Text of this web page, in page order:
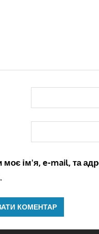
моє ім'я, e-mail, та